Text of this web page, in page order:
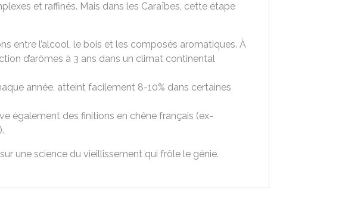
et raffinés. Mais dans les Caraïbes, cette étape
entre l’alcool, le bois et les composés aromatiques. À
d’arômes à 3 ans dans un climat continental
année, atteint facilement 8-10% dans certaines
également des finitions en chêne français (ex-
une science du vieillissement qui frôle le génie.